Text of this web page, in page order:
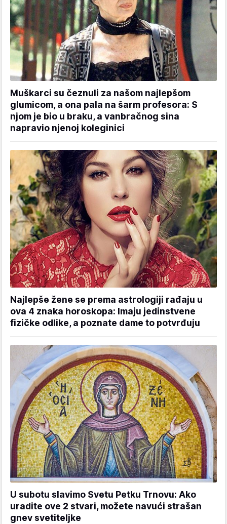
Muškarci su čeznuli za našom najlepšom
glumicom, a ona pala na šarm profesora: S
njom je bio u braku, a vanbračnog sina
napravio njenoj koleginici
Najlepše žene se prema astrologiji rađaju u
ova 4 znaka horoskopa: Imaju jedinstvene
fizičke odlike, a poznate dame to potvrđuju
U subotu slavimo Svetu Petku Trnovu: Ako
uradite ove 2 stvari, možete navući strašan
gnev svetiteljke